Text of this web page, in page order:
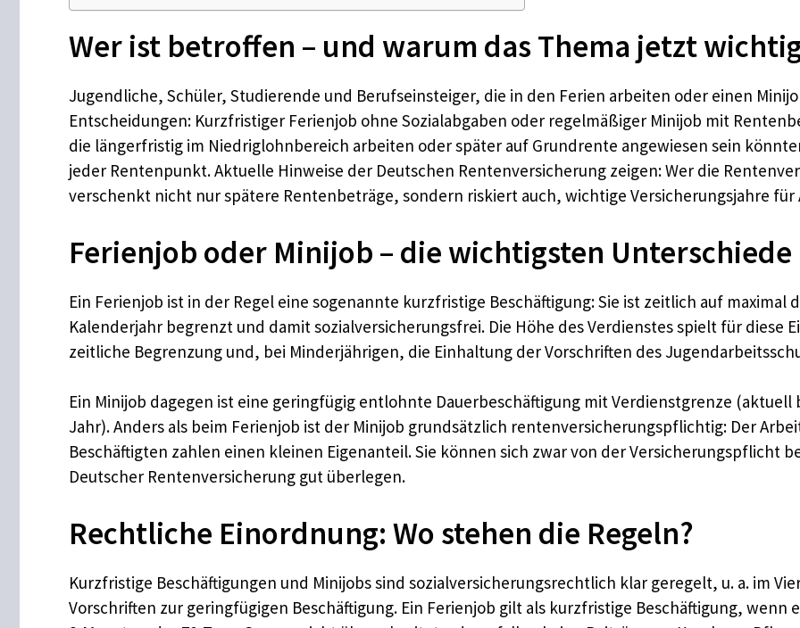
Wer ist betroffen – und warum das Thema jetzt
Jugendliche, Schüler, Studierende und Berufseinsteiger, die in den Ferien arbeiten oder einen
Entscheidungen: Kurzfristiger Ferienjob ohne Sozialabgaben oder regelmäßiger Minijob mit
die längerfristig im Niedriglohnbereich arbeiten oder später auf Grundrente angewiesen sein
jeder Rentenpunkt. Aktuelle Hinweise der Deutschen Rentenversicherung zeigen: Wer die
verschenkt nicht nur spätere Rentenbeträge, sondern riskiert auch, wichtige Versicherungsjahre
Ferienjob oder Minijob – die wichtigsten Unterschiede
Ein Ferienjob ist in der Regel eine sogenannte kurzfristige Beschäftigung: Sie ist zeitlich auf maximal
Kalenderjahr begrenzt und damit sozialversicherungsfrei. Die Höhe des Verdienstes spielt für diese
zeitliche Begrenzung und, bei Minderjährigen, die Einhaltung der Vorschriften des
Ein Minijob dagegen ist eine geringfügig entlohnte Dauerbeschäftigung mit Verdienstgrenze (aktuell
Jahr). Anders als beim Ferienjob ist der Minijob grundsätzlich rentenversicherungspflichtig: Der
Beschäftigten zahlen einen kleinen Eigenanteil. Sie können sich zwar von der Versicherungspflicht
Deutscher Rentenversicherung gut überlegen.
Rechtliche Einordnung: Wo stehen die Regeln?
Kurzfristige Beschäftigungen und Minijobs sind sozialversicherungsrechtlich klar geregelt, u. a. im
Vorschriften zur geringfügigen Beschäftigung. Ein Ferienjob gilt als kurzfristige Beschäftigung,